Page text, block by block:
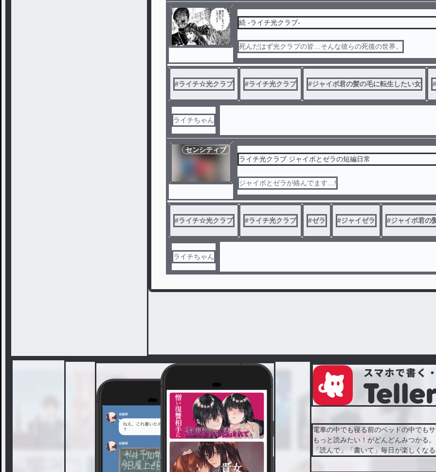
ノベ
続 -ライチ光クラブ-
死んだはず光クラブの皆…そんな彼らの死後の世界。
#ライチ☆光クラブ #ライチ光クラブ #ジャイボ君の髪の毛に転生したい女 #
ライチちゃん
センシティブ
ライチ光クラブ ジャイボとゼラの短編日常
ジャイボとゼラが絡んでます…!
#ライチ☆光クラブ #ライチ光クラブ #ゼラ #ジャイゼラ #ジャイボ君の
ライチちゃん
電車の中でも寝る前のベッドの中でもサ
もっと読みたい！がどんどんみつかる。
「読んで」「書いて」毎日が楽しくな